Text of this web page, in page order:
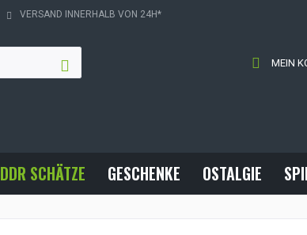
VERSAND INNERHALB VON 24H*
MEIN
DDR SCHÄTZE GESCHENKE OSTALGIE